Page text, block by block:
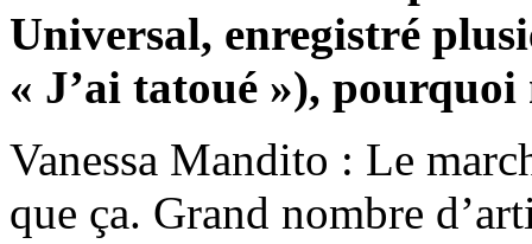
Universal, enregistré
« J’ai tatoué »), pourquoi
Vanessa Mandito : Le
que ça. Grand nombre